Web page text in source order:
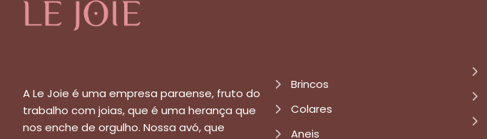
A Le Joie é uma empresa paraense, fruto do
trabalho com joias, que é uma herança que
nos enche de orgulho. Nossa avó, que
Brincos
Colares
Aneis